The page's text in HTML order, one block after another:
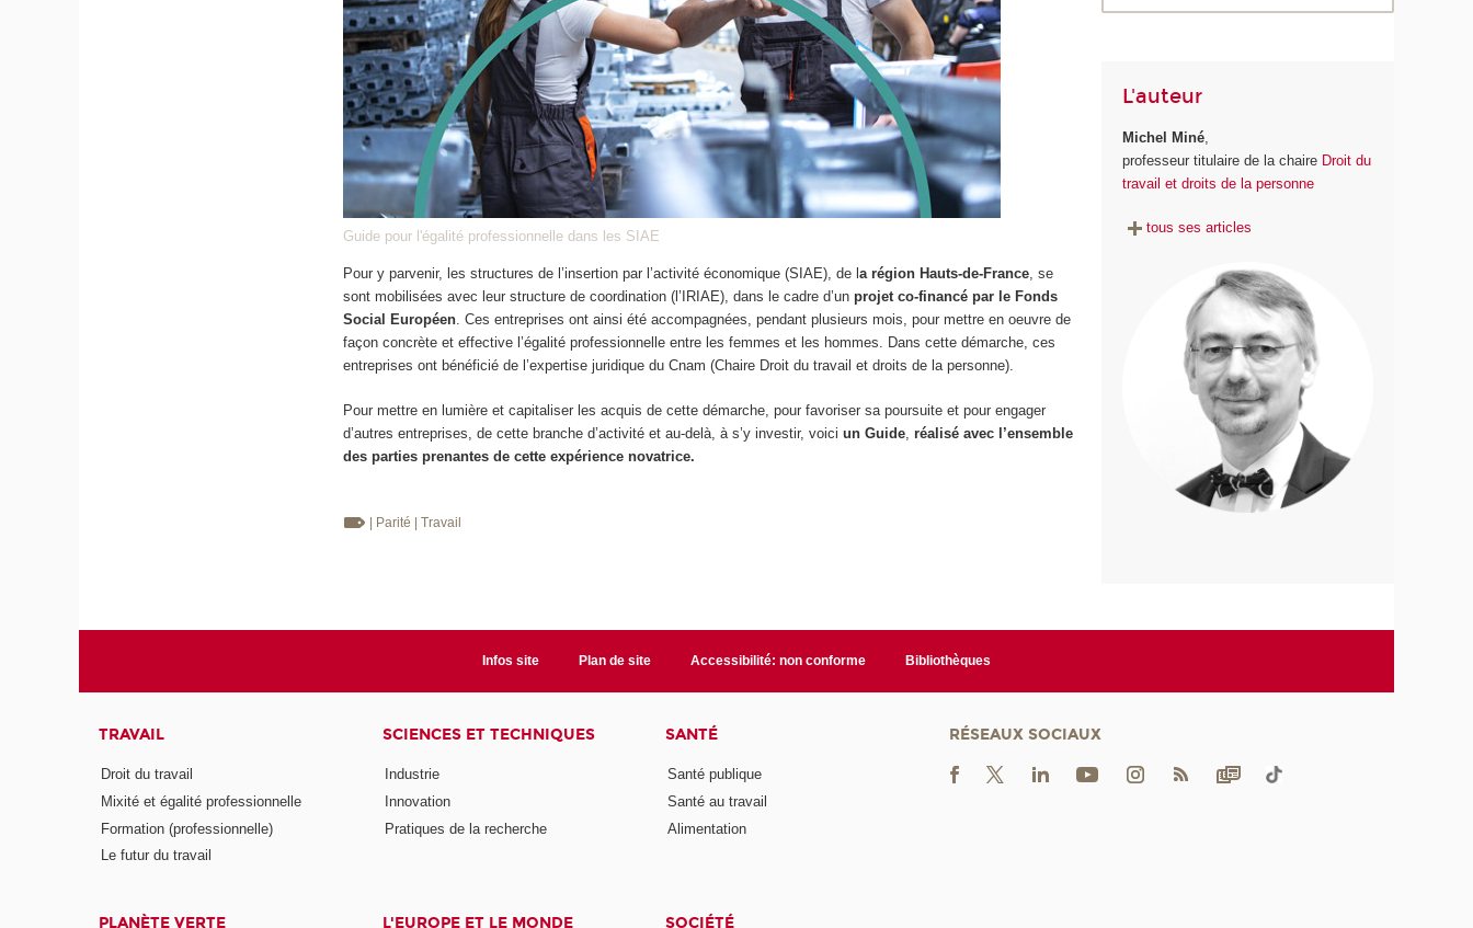
Guide pour l'égalité professionnelle dans les SIAE
Pour y parvenir, les structures de l’insertion par l’activité économique (SIAE), de la région Hauts-de-France, se
sont mobilisées avec leur structure de coordination (l’IRIAE), dans le cadre d’unprojet co-financé par le Fonds
Social Européen. Ces entreprises ont ainsi été accompagnées, pendant plusieurs mois, pour mettre en oeuvre de
façon concrète et effective l’égalité professionnelle entre les femmes et les hommes. Dans cette démarche, ces
entreprises ont bénéficié de l’expertise juridique du Cnam (Chaire Droit du travail et droits de la personne).
Pour mettre en lumière et capitaliser les acquis de cette démarche, pour favoriser sa poursuite et pour engager
d’autres entreprises, de cette branche d’activité et au-delà, à s’y investir, voiciun Guide ,réalisé avec l’ensemble
des parties prenantes de cette expérience novatrice.
| Parité | Travail
L'auteur
Michel Miné
professeur titulaire de la chaire Droit du
travail et droits de la personne
tous ses articles
Infos site Plan de site Accessibilité: non conforme Bibliothèques
TRAVAIL
Droit du travail
Mixité et égalité professionnelle
Formation (professionnelle)
Le futur du travail
SCIENCES ET TECHNIQUES
Industrie
Innovation
Pratiques de la recherche
SANTÉ
Santé publique
Santé au travail
Alimentation
PLANÈTE VERTE L'EUROPE ET LE MONDE SOCIÉTÉ
RÉSEAUX SOCIAUX